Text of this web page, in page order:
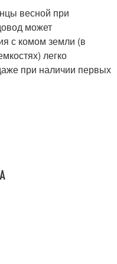
весной при
может
с комом земли (в
легко
при наличии первых